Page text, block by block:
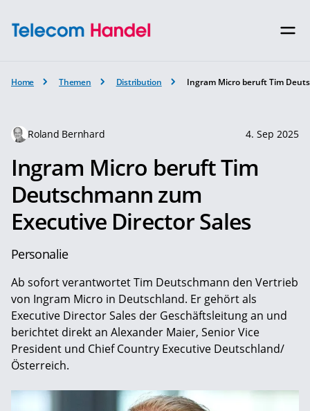
Home Themen Distribution Ingram Micro beruft Tim
Roland Bernhard 4. Sep 2025
Ingram Micro beruft Tim
Deutschmann zum
Executive Director Sales
Personalie
Ab sofort verantwortet Tim Deutschmann den Vertrieb
von Ingram Micro in Deutschland. Er gehört als
Executive Director Sales der Geschäftsleitung an und
berichtet direkt an Alexander Maier, Senior Vice
President und Chief Country Executive Deutschland/
Österreich.